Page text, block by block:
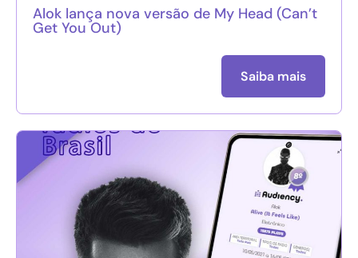
Alok lança nova versão de My Head (Can’t
Get You Out)
Saiba mais